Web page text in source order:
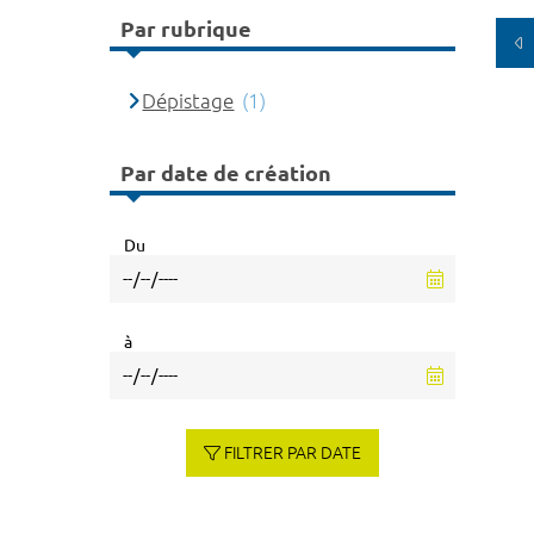
Par rubrique
Dépistage (1)
Par date de création
Du
à
FILTRER PAR DATE